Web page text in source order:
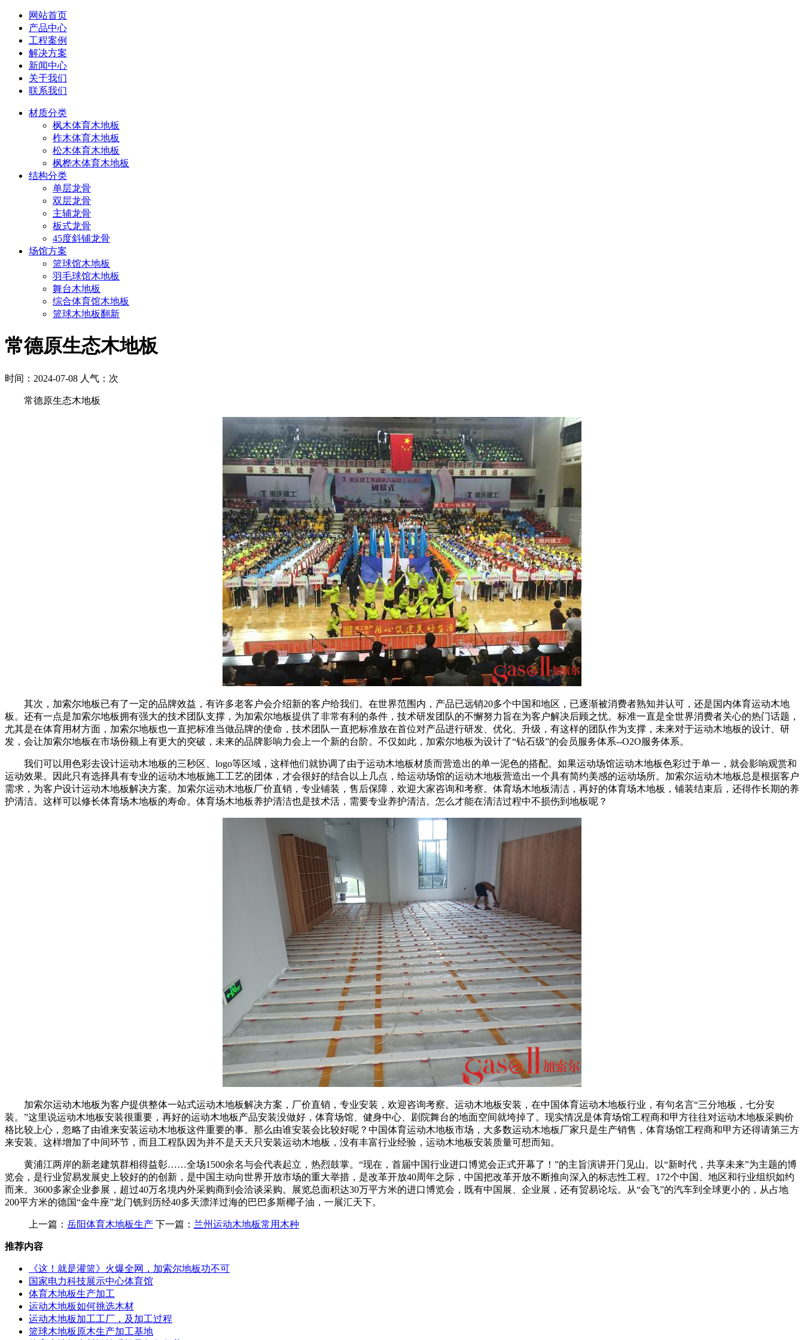
网站首页
产品中心
工程案例
解决方案
新闻中心
关于我们
联系我们
材质分类
枫木体育木地板
柞木体育木地板
松木体育木地板
枫桦木体育木地板
结构分类
单层龙骨
双层龙骨
主辅龙骨
板式龙骨
45度斜铺龙骨
场馆方案
篮球馆木地板
羽毛球馆木地板
舞台木地板
综合体育馆木地板
篮球木地板翻新
常德原生态木地板
时间：2024-07-08 人气： 次
常德原生态木地板
其次，加索尔地板已有了一定的品牌效益，有许多老客户会介绍新的客户给我们。在世界范围内，产品已远销20多个中国和地区，已逐渐被消费者熟知并认可，还是国内体育运动木地
板。还有一点是加索尔地板拥有强大的技术团队支撑，为加索尔地板提供了非常有利的条件，技术研发团队的不懈努力旨在为客户解决后顾之忧。标准一直是全世界消费者关心的热门话题，
尤其是在体育用材方面，加索尔地板也一直把标准当做品牌的使命，技术团队一直把标准放在首位对产品进行研发、优化、升级，有这样的团队作为支撑，未来对于运动木地板的设计、研
发，会让加索尔地板在市场份额上有更大的突破，未来的品牌影响力会上一个新的台阶。不仅如此，加索尔地板为设计了“钻石级”的会员服务体系--O2O服务体系。
我们可以用色彩去设计运动木地板的三秒区、logo等区域，这样他们就协调了由于运动木地板材质而营造出的单一泥色的搭配。如果运动场馆运动木地板色彩过于单一，就会影响观赏和
运动效果。因此只有选择具有专业的运动木地板施工工艺的团体，才会很好的结合以上几点，给运动场馆的运动木地板营造出一个具有简约美感的运动场所。加索尔运动木地板总是根据客户
需求，为客户设计运动木地板解决方案。加索尔运动木地板厂价直销，专业铺装，售后保障，欢迎大家咨询和考察。体育场木地板清洁，再好的体育场木地板，铺装结束后，还得作长期的养
护清洁。这样可以修长体育场木地板的寿命。体育场木地板养护清洁也是技术活，需要专业养护清洁。怎么才能在清洁过程中不损伤到地板呢？
加索尔运动木地板为客户提供整体一站式运动木地板解决方案，厂价直销，专业安装，欢迎咨询考察。运动木地板安装，在中国体育运动木地板行业，有句名言“三分地板，七分安
装。”这里说运动木地板安装很重要，再好的运动木地板产品安装没做好，体育场馆、健身中心、剧院舞台的地面空间就垮掉了。现实情况是体育场馆工程商和甲方往往对运动木地板采购价
格比较上心，忽略了由谁来安装运动木地板这件重要的事。那么由谁安装会比较好呢？中国体育运动木地板市场，大多数运动木地板厂家只是生产销售，体育场馆工程商和甲方还得请第三方
来安装。这样增加了中间环节，而且工程队因为并不是天天只安装运动木地板，没有丰富行业经验，运动木地板安装质量可想而知。
黄浦江两岸的新老建筑群相得益彰……全场1500余名与会代表起立，热烈鼓掌。“现在，首届中国行业进口博览会正式开幕了！”的主旨演讲开门见山。以“新时代，共享未来”为主题的博
览会，是行业贸易发展史上较好的的创新，是中国主动向世界开放市场的重大举措，是改革开放40周年之际，中国把改革开放不断推向深入的标志性工程。172个中国、地区和行业组织如约
而来。3600多家企业参展，超过40万名境内外采购商到会洽谈采购。展览总面积达30万平方米的进口博览会，既有中国展、企业展，还有贸易论坛。从“会飞”的汽车到全球更小的，从占地
200平方米的德国“金牛座”龙门铣到历经40多天漂洋过海的巴巴多斯椰子油，一展汇天下。
上一篇： 岳阳体育木地板生产 下一篇： 兰州运动木地板常用木种
推荐内容
《这！就是灌篮》火爆全网，加索尔地板功不可
国家电力科技展示中心体育馆
体育木地板生产加工
运动木地板如何挑选木材
运动木地板加工工厂，及加工过程
篮球木地板原木生产加工基地